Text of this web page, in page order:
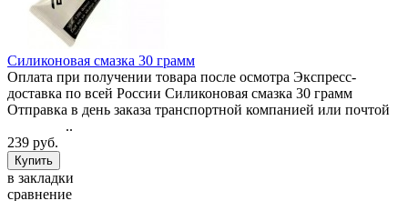
Силиконовая смазка 30 грамм
Оплата при получении товара после осмотра Экспресс-
доставка по всей России Силиконовая смазка 30 грамм
Отправка в день заказа транспортной компанией или почтой
..
239 руб.
в закладки
сравнение